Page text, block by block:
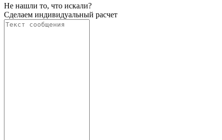
Не нашли то, что искали?
Сделаем индивидуальный расчет